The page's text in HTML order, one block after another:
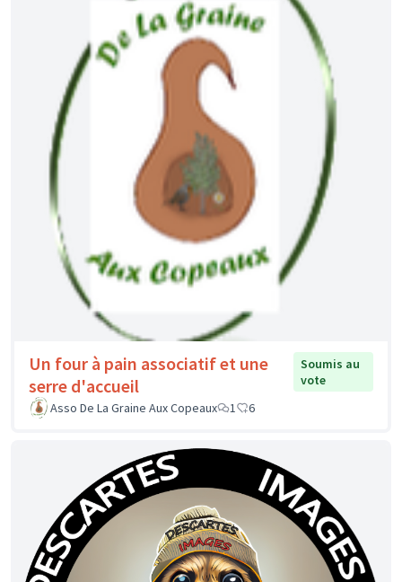
Un four à pain associatif et une
serre d'accueil
Soumis au
vote
Asso De La Graine Aux Copeaux
1 6